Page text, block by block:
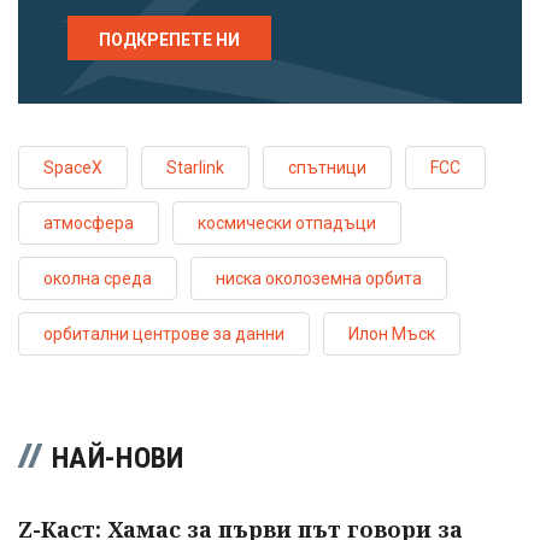
ПОДКРЕПЕТЕ НИ
SpaceX Starlink спътници FCC
атмосфера космически отпадъци
околна среда ниска околоземна орбита
орбитални центрове за данни Илон Мъск
НАЙ-НОВИ
Z-Каст: Хамас за първи път говори за